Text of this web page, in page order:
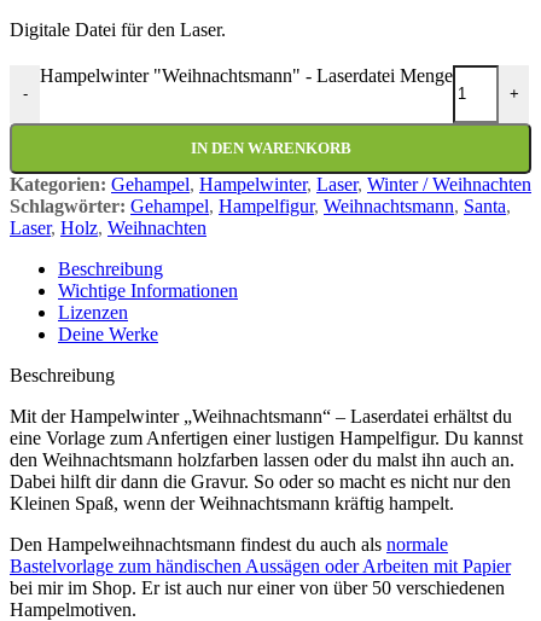
Digitale Datei für den Laser.
-
Hampelwinter "Weihnachtsmann" - Laserdatei Menge
+
IN DEN WARENKORB
Kategorien: Gehampel, Hampelwinter, Laser, Winter / Weihnachten
Schlagwörter: Gehampel, Hampelfigur, Weihnachtsmann, Santa,
Laser, Holz, Weihnachten
Beschreibung
Wichtige Informationen
Lizenzen
Deine Werke
Beschreibung
Mit der Hampelwinter „Weihnachtsmann“ – Laserdatei erhältst du
eine Vorlage zum Anfertigen einer lustigen Hampelfigur. Du kannst
den Weihnachtsmann holzfarben lassen oder du malst ihn auch an.
Dabei hilft dir dann die Gravur. So oder so macht es nicht nur den
Kleinen Spaß, wenn der Weihnachtsmann kräftig hampelt.
Den Hampelweihnachtsmann findest du auch als normale
Bastelvorlage zum händischen Aussägen oder Arbeiten mit Papier
bei mir im Shop. Er ist auch nur einer von über 50 verschiedenen
Hampelmotiven.